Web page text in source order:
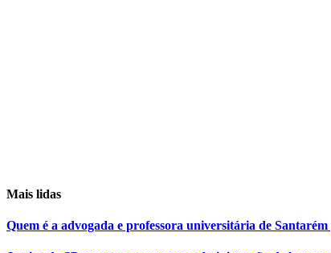
Mais lidas
Quem é a advogada e professora universitária de